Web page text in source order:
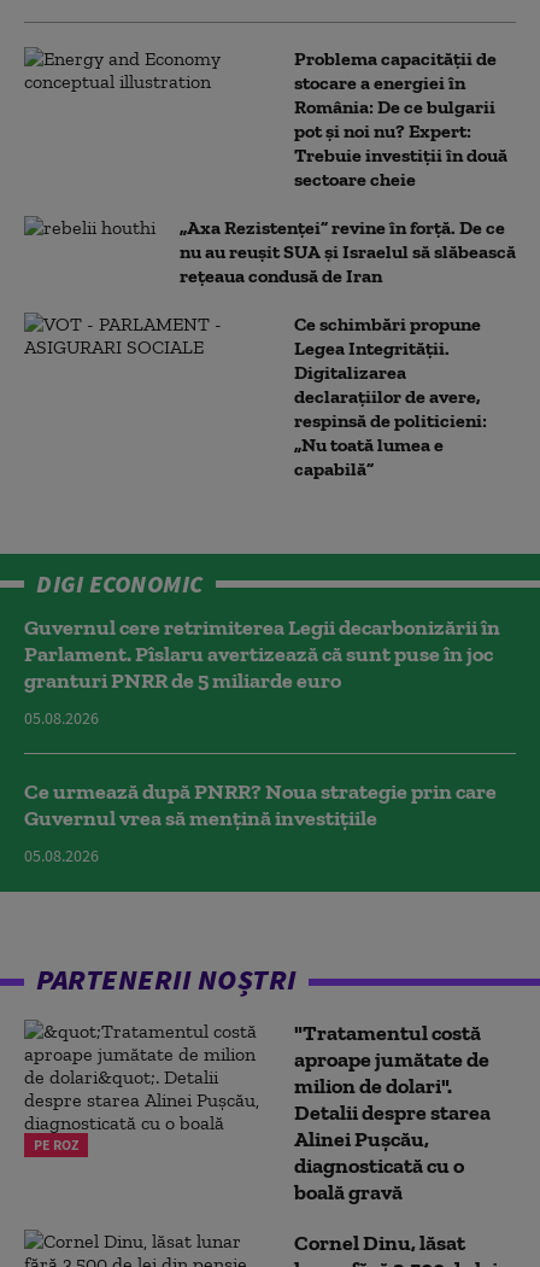
Problema capacității de
stocare a energiei în
România: De ce bulgarii
pot și noi nu? Expert:
Trebuie investiții în două
sectoare cheie
„Axa Rezistenței” revine în forță. De ce
nu au reușit SUA și Israelul să slăbească
rețeaua condusă de Iran
Ce schimbări propune
Legea Integrității.
Digitalizarea
declarațiilor de avere,
respinsă de politicieni:
„Nu toată lumea e
capabilă”
DIGI ECONOMIC
Guvernul cere retrimiterea Legii decarbonizării în
Parlament. Pîslaru avertizează că sunt puse în joc
granturi PNRR de 5 miliarde euro
05.08.2026
Ce urmează după PNRR? Noua strategie prin care
Guvernul vrea să mențină investițiile
05.08.2026
PARTENERII NOȘTRI
PE ROZ
"Tratamentul costă
aproape jumătate de
milion de dolari".
Detalii despre starea
Alinei Pușcău,
diagnosticată cu o
boală gravă
Cornel Dinu, lăsat